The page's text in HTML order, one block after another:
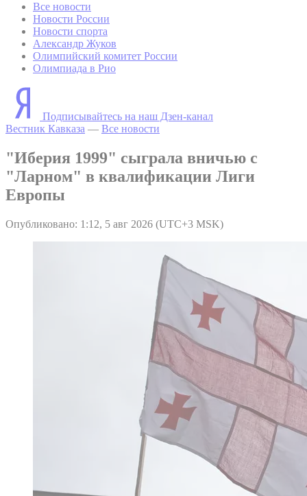
Все новости
Новости России
Новости спорта
Александр Жуков
Олимпийский комитет России
Олимпиада в Рио
Подписывайтесь на наш Дзен-канал
Вестник Кавказа — Все новости
"Иберия 1999" сыграла вничью с
"Ларном" в квалификации Лиги
Европы
Опубликовано: 1:12, 5 авг 2026 (UTC+3 MSK)